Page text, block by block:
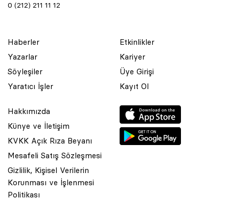
0 (212) 211 11 12
Haberler
Yazarlar
Söyleşiler
Yaratıcı İşler
Etkinlikler
Kariyer
Üye Girişi
Kayıt Ol
Hakkımızda
Künye ve İletişim
KVKK Açık Rıza Beyanı
Mesafeli Satış Sözleşmesi
Gizlilik, Kişisel Verilerin
Korunması ve İşlenmesi
Politikası
© 2001 Rota Yayın Yapım Tanıtım Tic. Ltd. Şti. Bu Sitede Bulunan